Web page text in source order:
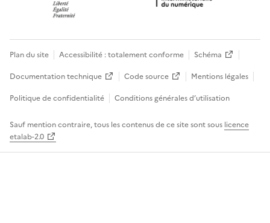
Plan du site Accessibilité : totalement conforme
Schéma
Documentation technique
Code source
Mentions légales
Politique de confidentialité
Conditions générales d’utilisation
Sauf mention contraire, tous les contenus de ce site sont sous licence
etalab-2.0